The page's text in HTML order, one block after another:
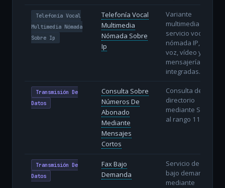
Telefonía Vocal
Multimedia Nómada
Sobre Ip
Telefonía Vocal
Multimedia
Nómada Sobre
Ip
Variante
multimedia del
servicio vocal
nómada IP, con
voz, vídeo y
mensajería
integradas.
Transmisión De
Datos
Consulta Sobre
Números De
Abonado
Mediante
Mensajes
Cortos
Consulta de
directorio
mediante SMS
al rango 118AB.
Transmisión De
Datos
Fax Bajo
Demanda
Servicio de fax
bajo demanda
mediante